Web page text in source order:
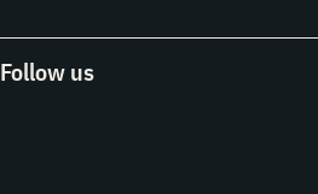
Follow us